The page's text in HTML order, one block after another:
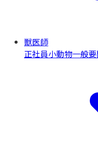
獣医師
正社員小動物一般